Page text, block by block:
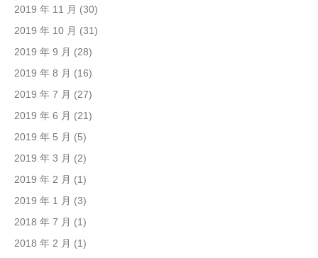
2019 年 11 月 (30)
2019 年 10 月 (31)
2019 年 9 月 (28)
2019 年 8 月 (16)
2019 年 7 月 (27)
2019 年 6 月 (21)
2019 年 5 月 (5)
2019 年 3 月 (2)
2019 年 2 月 (1)
2019 年 1 月 (3)
2018 年 7 月 (1)
2018 年 2 月 (1)